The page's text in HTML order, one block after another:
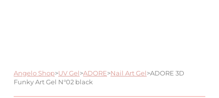
Angelo Shop>UV Gel>ADORE>Nail Art Gel>ADORE 3D
Funky Art Gel N°02 black